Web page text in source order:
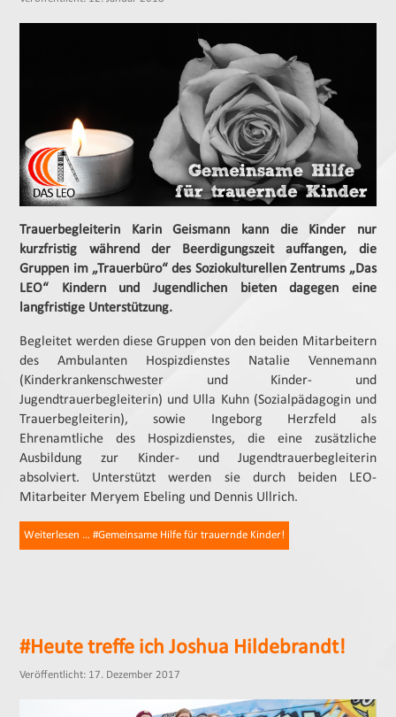
Trauerbegleiterin Karin Geismann kann die Kinder nur
kurzfristig während der Beerdigungszeit auffangen, die
Gruppen im „Trauerbüro“ des Soziokulturellen Zentrums „Das
LEO“ Kindern und Jugendlichen bieten dagegen eine
langfristige Unterstützung.
Begleitet werden diese Gruppen von den beiden Mitarbeitern
des Ambulanten Hospizdienstes Natalie Vennemann
(Kinderkrankenschwester und Kinder- und
Jugendtrauerbegleiterin) und Ulla Kuhn (Sozialpädagogin und
Trauerbegleiterin), sowie Ingeborg Herzfeld als
Ehrenamtliche des Hospizdienstes, die eine zusätzliche
Ausbildung zur Kinder- und Jugendtrauerbegleiterin
absolviert. Unterstützt werden sie durch beiden LEO-
Mitarbeiter Meryem Ebeling und Dennis Ullrich.
Weiterlesen … #Gemeinsame Hilfe für trauernde Kinder!
#Heute treffe ich Joshua Hildebrandt!
Veröffentlicht: 17. Dezember 2017